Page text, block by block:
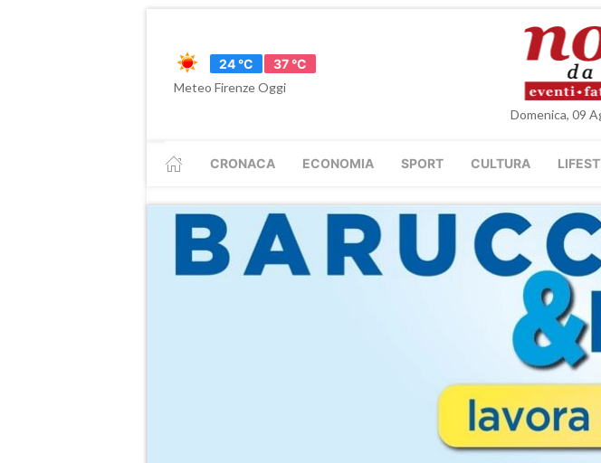
24 °C
37 °C
Meteo Firenze Oggi
Domenica, 09
CRONACA ECONOMIA SPORT CULTURA